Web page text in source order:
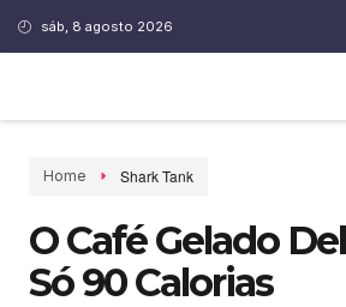
sáb, 8 agosto 2026
Home Shark Tank
O Café Gelado
Só 90 Calorias